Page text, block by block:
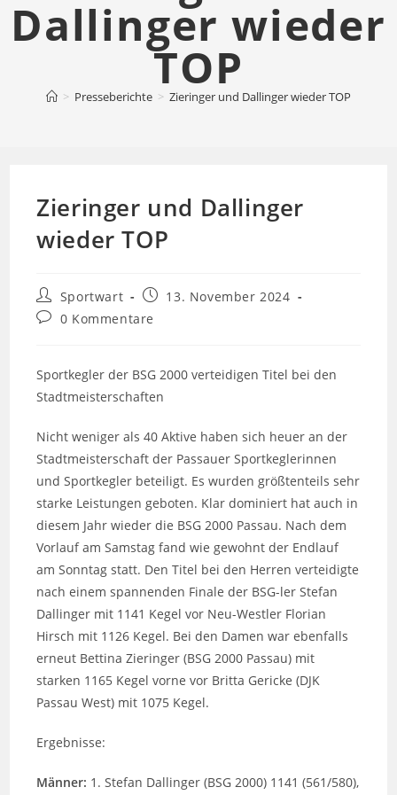
Dallinger wieder
TOP
> Presseberichte > Zieringer und Dallinger wieder TOP
Zieringer und Dallinger
wieder TOP
Beitrags-
Autor:
Sportwart
Beitrag13. November 2024
Beitrags-
0 Kommentare
Sportkegler der BSG 2000 verteidigen Titel bei den
Stadtmeisterschaften
Nicht weniger als 40 Aktive haben sich heuer an der
Stadtmeisterschaft der Passauer Sportkeglerinnen
und Sportkegler beteiligt. Es wurden größtenteils sehr
starke Leistungen geboten. Klar dominiert hat auch in
diesem Jahr wieder die BSG 2000 Passau. Nach dem
Vorlauf am Samstag fand wie gewohnt der Endlauf
am Sonntag statt. Den Titel bei den Herren verteidigte
nach einem spannenden Finale der BSG-ler Stefan
Dallinger mit 1141 Kegel vor Neu-Westler Florian
Hirsch mit 1126 Kegel. Bei den Damen war ebenfalls
erneut Bettina Zieringer (BSG 2000 Passau) mit
starken 1165 Kegel vorne vor Britta Gericke (DJK
Passau West) mit 1075 Kegel.
Ergebnisse:
Männer: 1. Stefan Dallinger (BSG 2000) 1141 (561/580),